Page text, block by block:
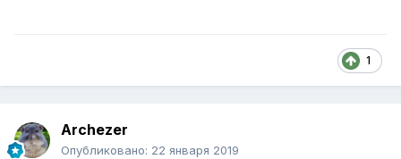
1
Archezer
Опубликовано: 22 января 2019